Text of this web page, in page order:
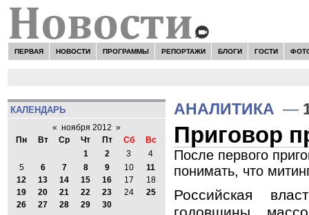
ПЕРВАЯ НОВОСТИ ПРОГРАММЫ РЕПОРТАЖИ БЛОГИ ГОСТИ
КАЛЕНДАРЬ
« ноября 2012 »
Пн
Вт Ср Чт Пт Сб
Вс
1
2 3
4
5
6 7 8 9 10
11
12
13 14 15 16 17
18
19
20 21 22 23 24
25
26
27 28 29 30
АНАЛИТИКА —
Приговор
После первого
понимать, что
Российская